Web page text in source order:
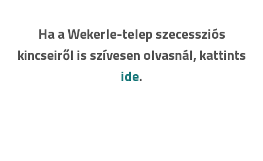
Ha a Wekerle-telep szecessziós
kincseiről is szívesen olvasnál, kattints
ide.